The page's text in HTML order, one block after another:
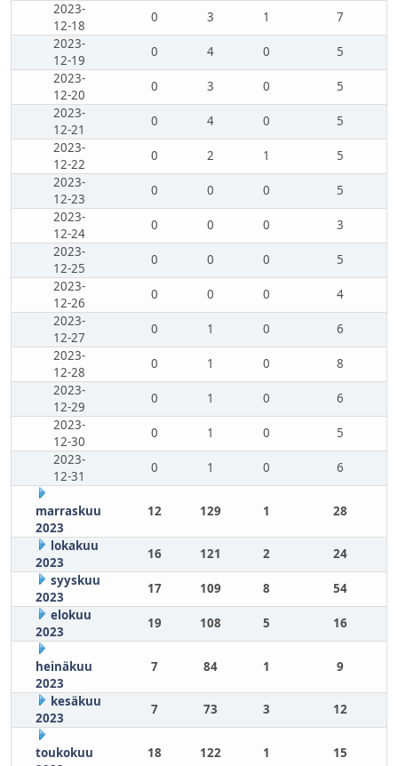
2023-
12-18
0 3 1
7
2023-
12-19
0 4 0
5
2023-
12-20
0 3 0
5
2023-
12-21
0 4 0
5
2023-
12-22
0 2 1
5
2023-
12-23
0 0 0
5
2023-
12-24
0 0 0
3
2023-
12-25
0 0 0
5
2023-
12-26
0 0 0
4
2023-
12-27
0 1 0
6
2023-
12-28
0 1 0
8
2023-
12-29
0 1 0
6
2023-
12-30
0 1 0
5
2023-
12-31
0 1 0 6
marraskuu
2023
12 129 1 28
lokakuu
2023
16 121 2
24
syyskuu
2023
17 109 8
54
elokuu
2023
19 108 5 16
heinäkuu
2023
7 84 1 9
kesäkuu
2023
7 73 3 12
toukokuu
18 122 1 15